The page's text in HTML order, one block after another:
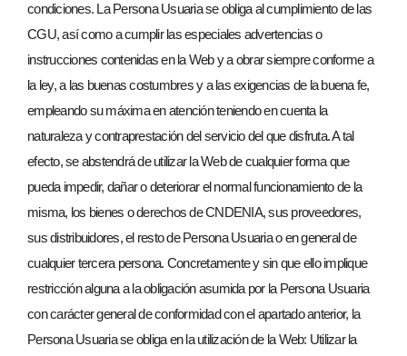
condiciones. La Persona Usuaria se obliga al cumplimiento de las
CGU, así como a cumplir las especiales advertencias o
instrucciones contenidas en la Web y a obrar siempre conforme a
la ley, a las buenas costumbres y a las exigencias de la buena fe,
empleando su máxima en atención teniendo en cuenta la
naturaleza y contraprestación del servicio del que disfruta. A tal
efecto, se abstendrá de utilizar la Web de cualquier forma que
pueda impedir, dañar o deteriorar el normal funcionamiento de la
misma, los bienes o derechos de CNDENIA, sus proveedores,
sus distribuidores, el resto de Persona Usuaria o en general de
cualquier tercera persona. Concretamente y sin que ello implique
restricción alguna a la obligación asumida por la Persona Usuaria
con carácter general de conformidad con el apartado anterior, la
Persona Usuaria se obliga en la utilización de la Web: Utilizar la